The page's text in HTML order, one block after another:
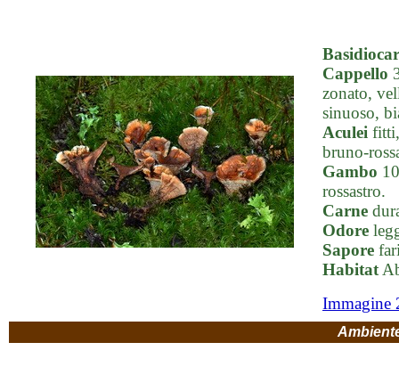
Cappello
zonato,
sinuoso,
Aculei
bruno-
Gambo
rossastro.
Carne
Odore
Sapore
Habitat
Immagine